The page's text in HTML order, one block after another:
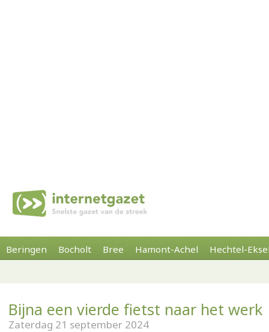
Beringen Bocholt Bree Hamont-Achel Hechtel-
Bijna een vierde fietst naar het werk
Zaterdag 21 september 2024